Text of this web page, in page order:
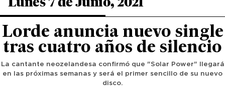
Lorde anuncia nuevo single
tras cuatro años de silencio
La cantante neozelandesa confirmó que "Solar Power" llegará
en las próximas semanas y será el primer sencillo de su nuevo
disco.